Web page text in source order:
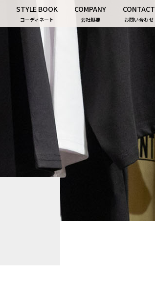
STYLE BOOK
コーディネート
COMPANY
会社概要
CONTACT
お問い合わせ